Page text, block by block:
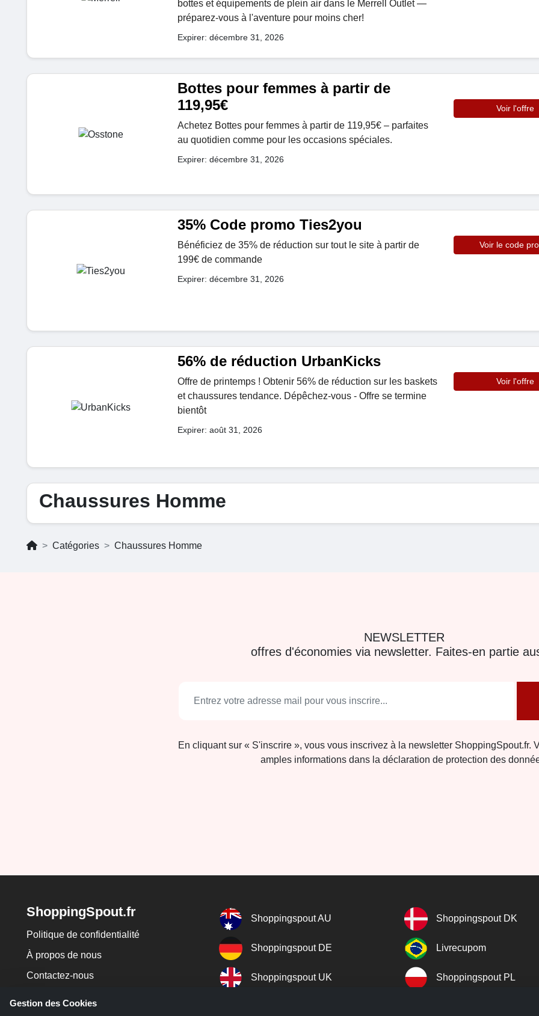
bottes et équipements de plein air dans le Merrell Outlet —
préparez-vous à l'aventure pour moins cher!
Expirer: décembre 31, 2026
Bottes pour femmes à partir de
119,95€
Achetez Bottes pour femmes à partir de 119,95€ – parfaites
au quotidien comme pour les occasions spéciales.
Expirer: décembre 31, 2026
Voir l'offre
35% Code promo Ties2you
Bénéficiez de 35% de réduction sur tout le site à partir de
199€ de commande
Expirer: décembre 31, 2026
Voir le code
56% de réduction UrbanKicks
Offre de printemps ! Obtenir 56% de réduction sur les baskets
et chaussures tendance. Dépêchez-vous - Offre se termine
bientôt
Expirer: août 31, 2026
Voir l'offre
Chaussures Homme
Catégories Chaussures Homme
NEWSLETTER
offres d'économies via newsletter. Faites-en partie
En cliquant sur « S'inscrire », vous vous inscrivez à la newsletter ShoppingSpout.fr.
amples informations dans la déclaration de protection des
ShoppingSpout.fr
Politique de confidentialité
À propos de nous
Contactez-nous
Shoppingspout AU Shoppingspout DK
Shoppingspout DE Livrecupom
Shoppingspout UK Shoppingspout PL
Gestion des Cookies